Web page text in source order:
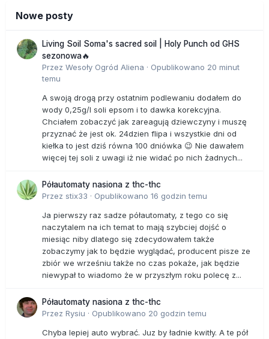
Nowe posty
Living Soil Soma's sacred soil | Holy Punch od GHS
sezonowa🔥
Przez Wesoły Ogród Aliena · Opublikowano 20 minut
temu
A swoją drogą przy ostatnim podlewaniu dodałem do
wody 0,25g/l soli epsom i to dawka korekcyjna.
Chciałem zobaczyć jak zareagują dziewczyny i muszę
przyznać że jest ok. 24dzien flipa i wszystkie dni od
kiełka to jest dziś równa 100 dniówka 😉 Nie dawałem
więcej tej soli z uwagi iż nie widać po nich żadnych...
Półautomaty nasiona z thc-thc
Przez stix33 · Opublikowano 16 godzin temu
Ja pierwszy raz sadze półautomaty, z tego co się
naczytalem na ich temat to mają szybciej dojść o
miesiąc niby dlatego się zdecydowałem także
zobaczymy jak to będzie wyglądać, producent pisze ze
zbiór we wrześniu także no czas pokaże, jak będzie
niewypał to wiadomo że w przyszłym roku polecę z...
Półautomaty nasiona z thc-thc
Przez Rysiu · Opublikowano 20 godzin temu
Chyba lepiej auto wybrać. Juz by ładnie kwitły. A te pół